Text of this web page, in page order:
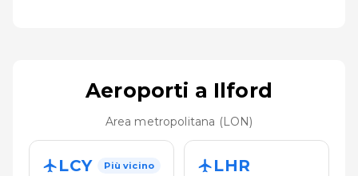
Aeroporti a Ilford
Area metropolitana (LON)
LCY Più vicino LHR